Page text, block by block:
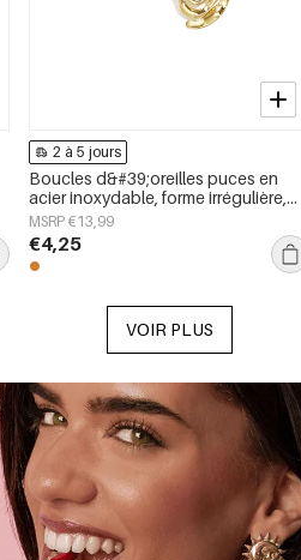
2 à 5 jours
Boucles d&#39;oreilles puces en
acier inoxydable, forme irrégulière,
collection Simple Daily Simple, bijoux
pour femmes
MSRP €13,99
€4,25
VOIR PLUS